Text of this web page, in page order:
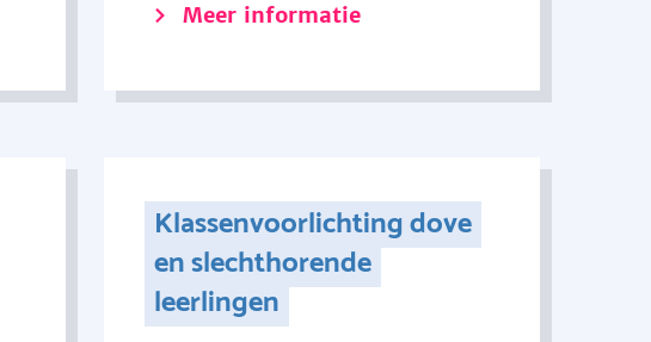
Meer informatie
Klassenvoorlichting dove
en slechthorende
leerlingen